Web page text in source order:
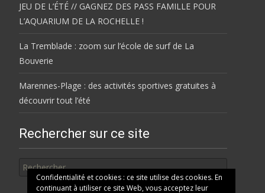
JEU DE L’ÉTÉ // GAGNEZ DES PASS FAMILLE POUR
L’AQUARIUM DE LA ROCHELLE !
La Tremblade : zoom sur l’école de surf de La
Bouverie
Marennes-Plage : des activités sportives gratuites à
découvrir tout l’été
Rechercher sur ce site
Confidentialité et cookies : ce site utilise des cookies. En
continuant à utiliser ce site Web, vous acceptez leur